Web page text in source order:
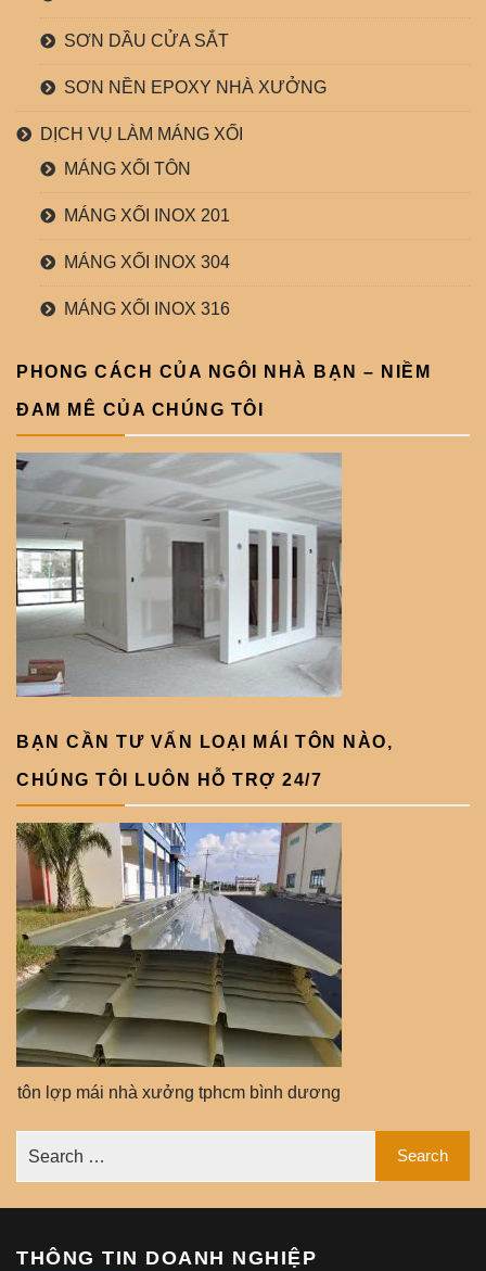
SƠN DẦU CỬA SẮT
SƠN NỀN EPOXY NHÀ XƯỞNG
DỊCH VỤ LÀM MÁNG XỐI
MÁNG XỐI TÔN
MÁNG XỐI INOX 201
MÁNG XỐI INOX 304
MÁNG XỐI INOX 316
PHONG CÁCH CỦA NGÔI NHÀ BẠN – NIỀM
ĐAM MÊ CỦA CHÚNG TÔI
BẠN CẦN TƯ VẤN LOẠI MÁI TÔN NÀO,
CHÚNG TÔI LUÔN HỖ TRỢ 24/7
tôn lợp mái nhà xưởng tphcm bình dương
THÔNG TIN DOANH NGHIỆP